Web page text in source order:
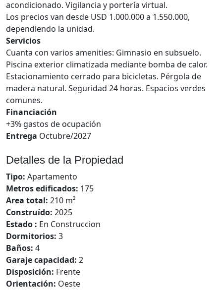
acondicionado. Vigilancia y portería virtual.
Los precios van desde USD 1.000.000 a 1.550.000,
dependiendo la unidad.
Servicios
Cuanta con varios amenities: Gimnasio en subsuelo.
Piscina exterior climatizada mediante bomba de calor.
Estacionamiento cerrado para bicicletas. Pérgola de
madera natural. Seguridad 24 horas. Espacios verdes
comunes.
Financiación
+3% gastos de ocupación
Entrega Octubre/2027
Detalles de la Propiedad
Tipo: Apartamento
Metros edificados: 175
Area total: 210 m²
Construído: 2025
Estado : En Construccion
Dormitorios: 3
Baños: 4
Garaje capacidad: 2
Disposición: Frente
Orientación: Oeste